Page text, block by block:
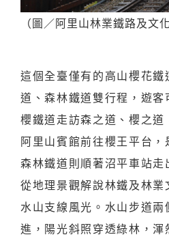
（圖／阿里山林業鐵路及文
這個全臺僅有的高山櫻花
道、森林鐵道雙行程，遊
櫻鐵道走訪森之道、櫻之道
阿里山賓館前往櫻王平台，
森林鐵道則順著沼平車站走
從地理景觀解說林鐵及林業
水山支線風光。水山步道
進，陽光斜照穿透綠林，